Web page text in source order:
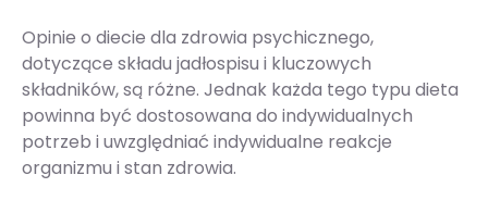
Opinie o diecie dla zdrowia psychicznego,
dotyczące składu jadłospisu i kluczowych
składników, są różne. Jednak każda tego typu dieta
powinna być dostosowana do indywidualnych
potrzeb i uwzględniać indywidualne reakcje
organizmu i stan zdrowia.